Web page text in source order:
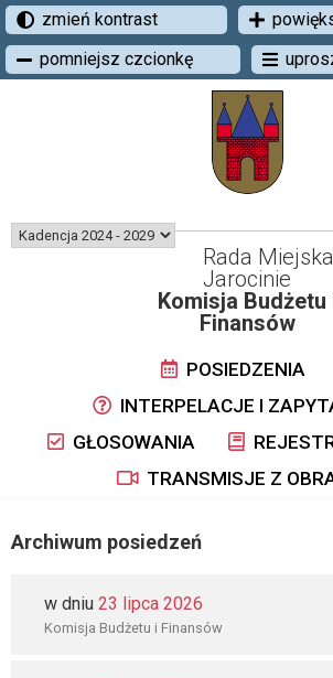
zmień kontrast
pomniejsz czcionkę
Rada
Jarocinie
Komisja Budżetu
Finansów
POSIEDZENIA
INTERPELACJE I
GŁOSOWANIA
TRANSMISJE Z
Archiwum posiedzeń
w dniu 23 lipca 2026
Komisja Budżetu i Finansów